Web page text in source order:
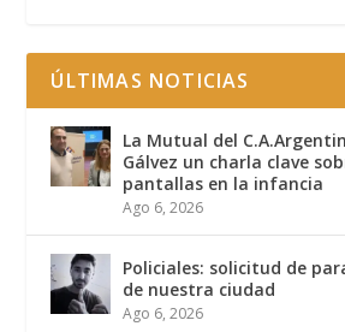
ÚLTIMAS NOTICIAS
La Mutual del
Gálvez un charla clave
pantallas en la infancia
Ago 6, 2026
Policiales: solicitud de
de nuestra ciudad
Ago 6, 2026